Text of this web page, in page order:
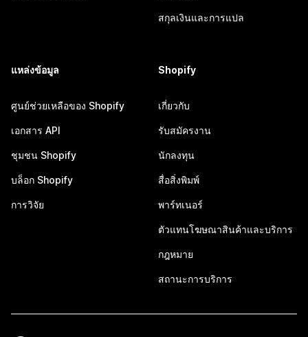
สกุลเงินและการแปล
แหล่งข้อมูล
ศูนย์ช่วยเหลือของ Shopify
เอกสาร API
ชุมชน Shopify
บล็อก Shopify
การวิจัย
Shopify
เกี่ยวกับ
รับสมัครงาน
นักลงทุน
สื่อสิ่งพิมพ์
พาร์ทเนอร์
ตัวแทนโฆษณาสินค้าและบริการ
กฎหมาย
สถานะการบริการ